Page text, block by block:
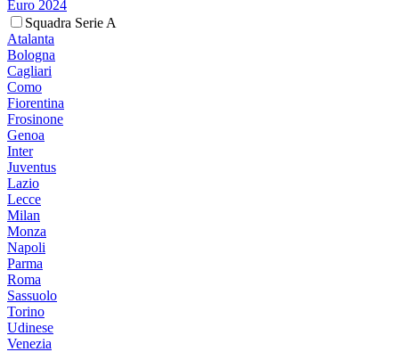
Euro 2024
Squadra Serie A
Atalanta
Bologna
Cagliari
Como
Fiorentina
Frosinone
Genoa
Inter
Juventus
Lazio
Lecce
Milan
Monza
Napoli
Parma
Roma
Sassuolo
Torino
Udinese
Venezia